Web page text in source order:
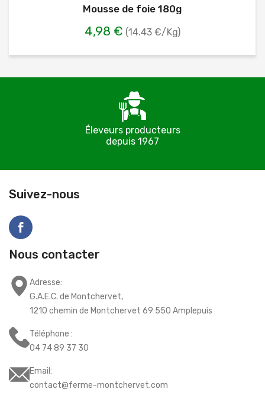
Mousse de foie 180g
4,98 € (14.43 €/Kg)
Éleveurs producteurs
depuis 1967
Suivez-nous
Nous contacter
Adresse:
G.A.E.C. de Montchervet,
1210 chemin de Montchervet 69 550 Amplepuis
Téléphone :
04 74 89 37 30
Email:
contact@ferme-montchervet.com